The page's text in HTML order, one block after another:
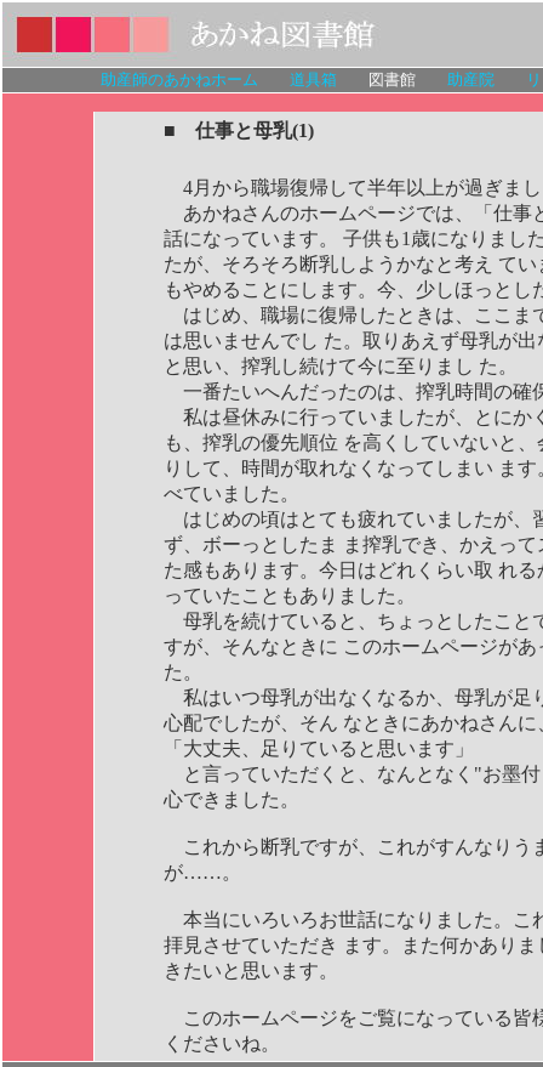
助産師のあかねホーム 道具箱 図書館 助産院
■ 仕事と母乳(1)
4月から職場復帰して半年以上が過ぎま
あかねさんのホームページでは、「仕事
話になっています。 子供も1歳になりまし
たが、そろそろ断乳しようかなと考え て
もやめることにします。今、少しほっとし
はじめ、職場に復帰したときは、ここま
は思いませんでし た。取りあえず母乳が
と思い、搾乳し続けて今に至りまし た。
一番たいへんだったのは、搾乳時間の確
私は昼休みに行っていましたが、とにか
も、搾乳の優先順位 を高くしていないと
りして、時間が取れなくなってしまい ま
べていました。
はじめの頃はとても疲れていましたが、
ず、ボーっとしたま ま搾乳でき、かえっ
た感もあります。今日はどれくらい取 れ
っていたこともありました。
母乳を続けていると、ちょっとしたこと
すが、そんなときに このホームページが
た。
私はいつ母乳が出なくなるか、母乳が足
心配でしたが、そん なときにあかねさんに
「大丈夫、足りていると思います」
と言っていただくと、なんとなく"お墨
心できました。
これから断乳ですが、これがすんなりう
が……。
本当にいろいろお世話になりました。こ
拝見させていただき ます。また何かあり
きたいと思います。
このホームページをご覧になっている皆
くださいね。